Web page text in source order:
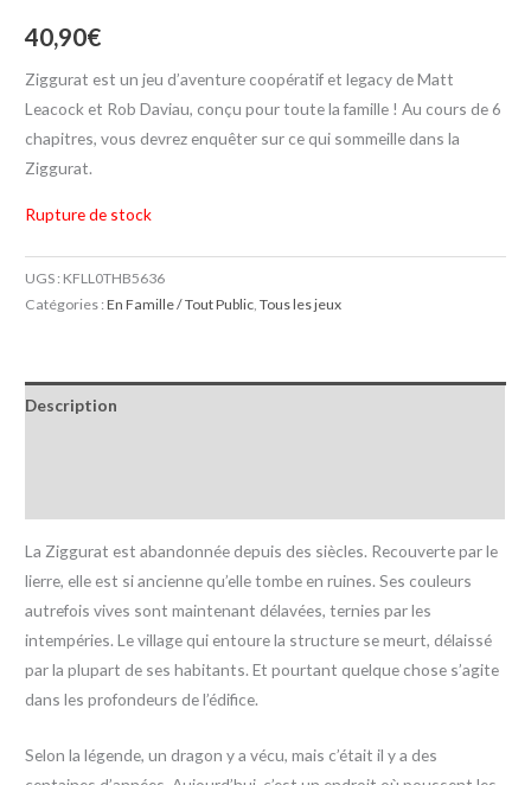
40,90€
Ziggurat est un jeu d’aventure coopératif et legacy de Matt
Leacock et Rob Daviau, conçu pour toute la famille ! Au cours de 6
chapitres, vous devrez enquêter sur ce qui sommeille dans la
Ziggurat.
Rupture de stock
UGS : KFLL0THB5636
Catégories :En Famille / Tout Public ,Tous les jeux
Description
La Ziggurat est abandonnée depuis des siècles. Recouverte par le
lierre, elle est si ancienne qu’elle tombe en ruines. Ses couleurs
autrefois vives sont maintenant délavées, ternies par les
intempéries. Le village qui entoure la structure se meurt, délaissé
par la plupart de ses habitants. Et pourtant quelque chose s’agite
dans les profondeurs de l’édifice.
Selon la légende, un dragon y a vécu, mais c’était il y a des